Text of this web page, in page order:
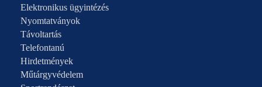
Elektronikus ügyintézés
Nyomtatványok
Távoltartás
Telefontanú
Hirdetmények
Műtárgyvédelem